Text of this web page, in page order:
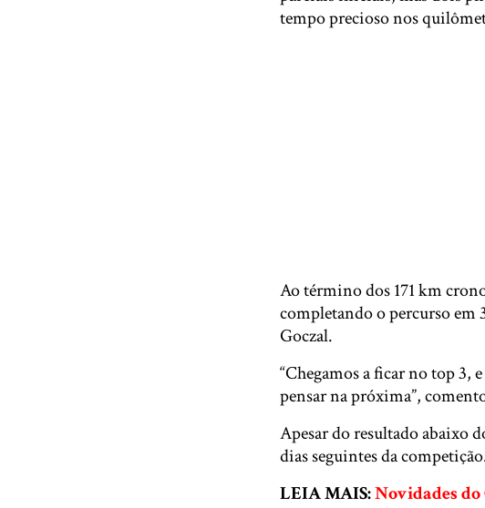
tempo precioso nos
Ao término dos 171 km
completando o percurso em
Goczal.
“Chegamos a ficar no top 3,
pensar na próxima”,
Apesar do resultado abaixo
dias seguintes da
LEIA MAIS:Novidades do